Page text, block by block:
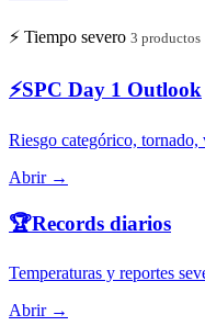
⚡ Tiempo severo 3 productos
⚡SPC Day 1 Outlook
Riesgo categórico,
Abrir →
🏆Records diarios
Temperaturas y reportes
Abrir →